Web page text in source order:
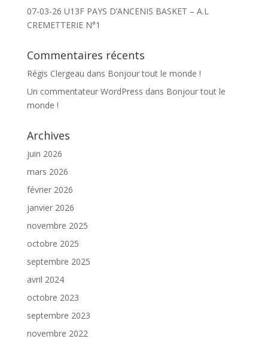
07-03-26 U13F PAYS D’ANCENIS BASKET – A.L
CREMETTERIE N°1
Commentaires récents
Régis Clergeau dans Bonjour tout le monde !
Un commentateur WordPress dans Bonjour tout le
monde !
Archives
juin 2026
mars 2026
février 2026
janvier 2026
novembre 2025
octobre 2025
septembre 2025
avril 2024
octobre 2023
septembre 2023
novembre 2022